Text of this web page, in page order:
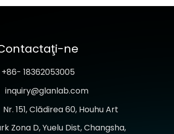
ne
+86- 18362053005
inquiry@glanlab.com
Nr. 151, Clădirea 60, Houhu Art
Zona D, Yuelu Dist, Changsha,